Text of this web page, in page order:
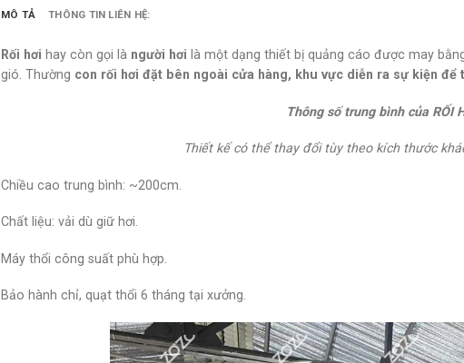
MÔ TẢ THÔNG TIN LIÊN HỆ:
Rối hơi hay còn gọi là người hơi là một dạng thiết bị quảng cáo được may
gió. Thường con rối hơi đặt bên ngoài cửa hàng, khu vực diễn ra sự kiện để
Thông số trung bình của RỐI
Thiết kế có thể thay đổi tùy theo kích thước
Chiều cao trung bình: ~200cm.
Chất liệu: vải dù giữ hơi.
Máy thổi công suất phù hợp.
Bảo hành chỉ, quạt thổi 6 tháng tại xưởng.